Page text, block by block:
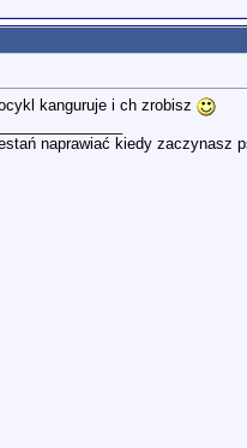
kanguruje i ch zrobisz
naprawiać kiedy zaczynasz